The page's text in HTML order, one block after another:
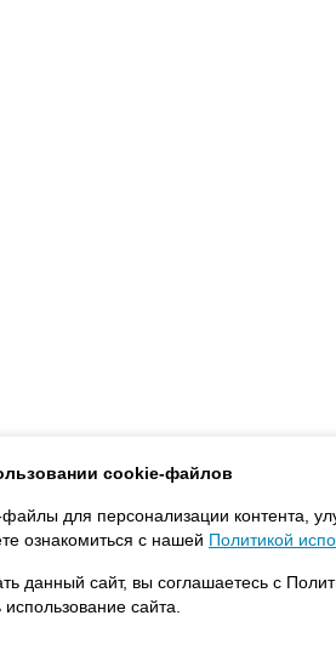
cookie-файлов
для персонализации контента,
ознакомиться с нашей Политикой
данный сайт, вы соглашаетесь с
сайта.